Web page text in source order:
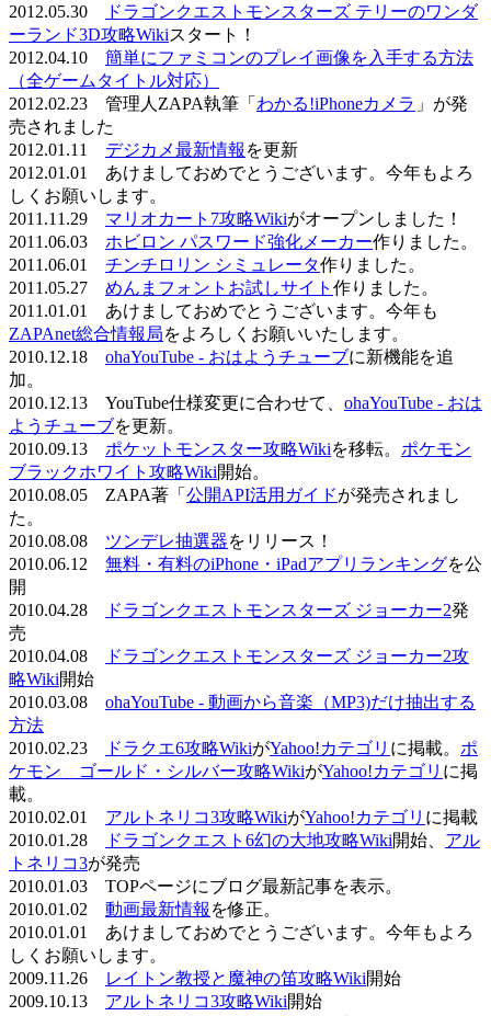
2012.05.30
ドラゴンクエストモンスターズ テリーのワンダ
ーランド3D攻略Wikiスタート！
2012.04.10 簡単にファミコンのプレイ画像を入手する方法
（全ゲームタイトル対応）
2012.02.23 管理人ZAPA執筆「 わかる!iPhoneカメラ 」が発
売されました
2012.01.11 デジカメ最新情報 を更新
2012.01.01 あけましておめでとうございます。今年もよろ
しくお願いします。
2011.11.29 マリオカート7攻略Wikiがオープンしました！
2011.06.03 ホビロン パスワード強化メーカー作りました。
2011.06.01 チンチロリン シミュレータ作りました。
2011.05.27 めんまフォントお試しサイト 作りました。
2011.01.01 あけましておめでとうございます。今年も
ZAPAnet総合情報局をよろしくお願いいたします。
2010.12.18 ohaYouTube - おはようチューブに新機能を追
加。
2010.12.13 YouTube仕様変更に合わせて、 ohaYouTube - おは
ようチューブを更新。
2010.09.13 ポケットモンスター攻略Wikiを移転。 ポケモン
ブラックホワイト攻略Wiki開始。
2010.08.05 ZAPA著「 公開API活用ガイドが発売されまし
た。
2010.08.08 ツンデレ抽選器をリリース！
2010.06.12 無料・有料のiPhone・iPadアプリランキングを公
開
2010.04.28
ドラゴンクエストモンスターズ ジョーカー2発
売
2010.04.08
ドラゴンクエストモンスターズ ジョーカー2攻
略Wiki開始
2010.03.08 ohaYouTube - 動画から音楽（MP3)だけ抽出する
方法
2010.02.23
ドラクエ6攻略WikiがYahoo!カテゴリ に掲載。 ポ
ケモン ゴールド・シルバー攻略WikiがYahoo!カテゴリ に掲
載。
2010.02.01 アルトネリコ3攻略WikiがYahoo!カテゴリ に掲載
2010.01.28
ドラゴンクエスト6幻の大地攻略Wiki開始、 アル
トネリコ3が発売
2010.01.03 TOPページにブログ最新記事を表示。
2010.01.02 動画最新情報 を修正。
2010.01.01 あけましておめでとうございます。今年もよろ
しくお願いします。
2009.11.26
レイトン教授と魔神の笛攻略Wiki開始
2009.10.13 アルトネリコ3攻略Wiki開始